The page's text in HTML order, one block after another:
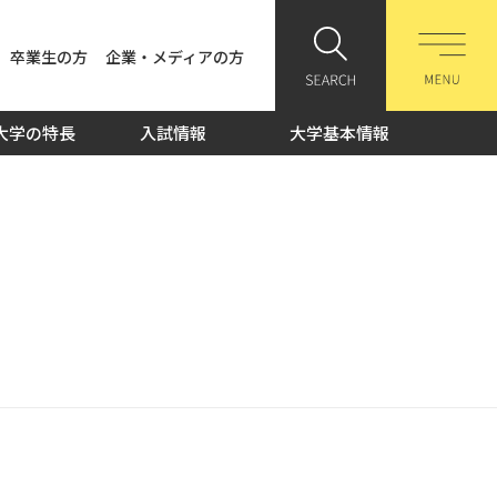
卒業生の方 企業・メディアの方
学の特長 入試情報 大学基本情報